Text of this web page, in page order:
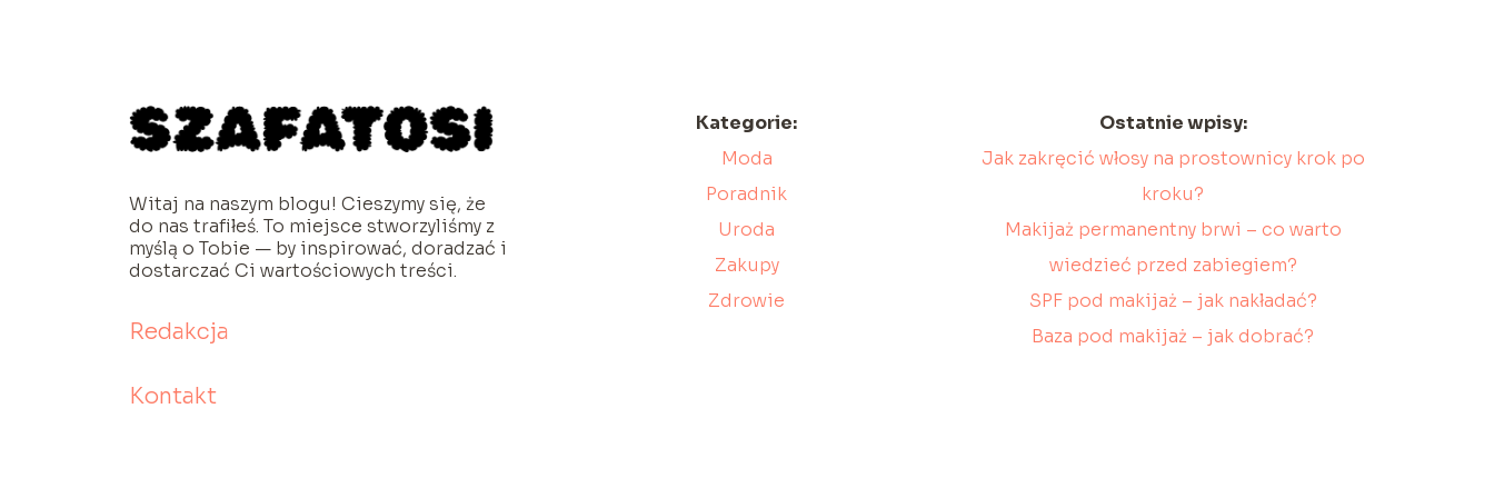
Witaj na naszym blogu! Cieszymy się, że
do nas trafiłeś. To miejsce stworzyliśmy z
myślą o Tobie — by inspirować, doradzać i
dostarczać Ci wartościowych treści.
Redakcja
Kontakt
Kategorie:
Moda
Poradnik
Uroda
Zakupy
Zdrowie
Ostatnie wpisy:
Jak zakręcić włosy na prostownicy krok po
kroku?
Makijaż permanentny brwi – co warto
wiedzieć przed zabiegiem?
SPF pod makijaż – jak nakładać?
Baza pod makijaż – jak dobrać?